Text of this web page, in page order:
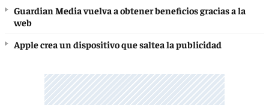
Guardian Media vuelva a obtener beneficios gracias a la
web
Apple crea un dispositivo que saltea la publicidad